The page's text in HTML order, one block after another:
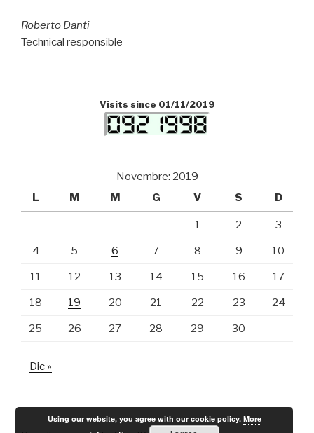
Roberto Danti
Technical responsible
Visits since 01/11/2019
Novembre: 2019
L
M M G V S D
1 2 3
4 5 6 7 8 9 10
11 12 13 14 15 16 17
18 19 20 21 22 23 24
25 26 27 28 29 30
Dic »
Using our website, you agree with our cookie policy. More